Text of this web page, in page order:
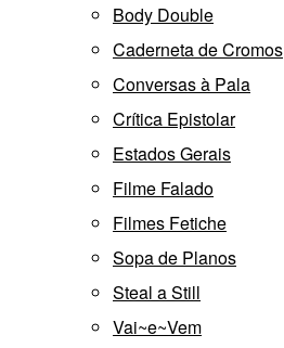
Body Double
Caderneta de Cromos
Conversas à Pala
Crítica Epistolar
Estados Gerais
Filme Falado
Filmes Fetiche
Sopa de Planos
Steal a Still
Vai~e~Vem